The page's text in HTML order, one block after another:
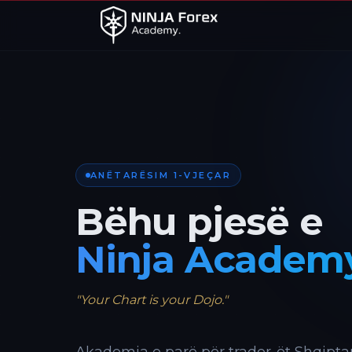
ANËTARËSIM 1-VJEÇAR
Bëhu pjesë e
Ninja
"Your Chart is your Dojo."